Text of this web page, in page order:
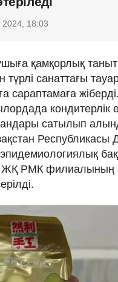
2024, 18:03
қамқорлық
санаттағы
сараптамаға
кондитерлік
сатылып
Республикасы
РМК филиалының